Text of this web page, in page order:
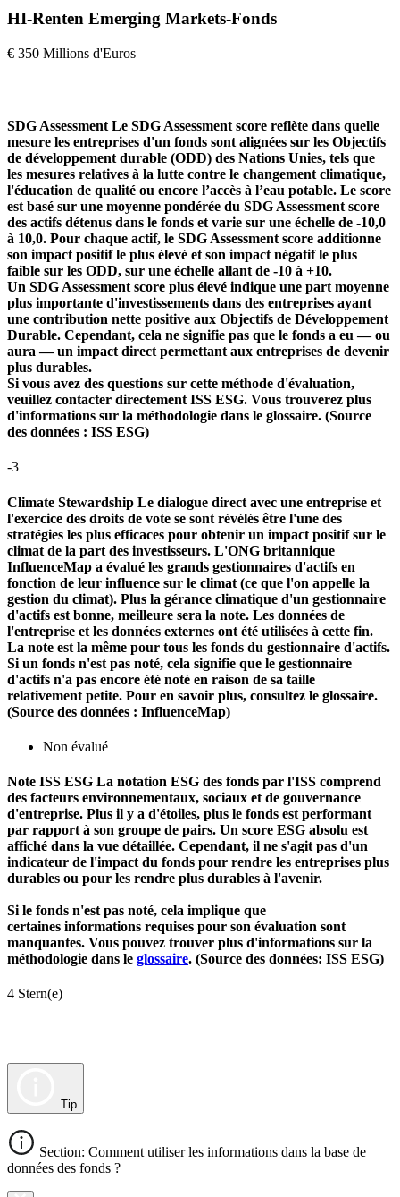
HI-Renten Emerging Markets-Fonds
€ 350 Millions d'Euros
SDG Assessment Le SDG Assessment score reflète dans quelle
mesure les entreprises d'un fonds sont alignées sur les Objectifs
de développement durable (ODD) des Nations Unies, tels que
les mesures relatives à la lutte contre le changement climatique,
l'éducation de qualité ou encore l’accès à l’eau potable. Le score
est basé sur une moyenne pondérée du SDG Assessment score
des actifs détenus dans le fonds et varie sur une échelle de -10,0
à 10,0. Pour chaque actif, le SDG Assessment score additionne
son impact positif le plus élevé et son impact négatif le plus
faible sur les ODD, sur une échelle allant de -10 à +10.
Un SDG Assessment score plus élevé indique une part moyenne
plus importante d'investissements dans des entreprises ayant
une contribution nette positive aux Objectifs de Développement
Durable. Cependant, cela ne signifie pas que le fonds a eu — ou
aura — un impact direct permettant aux entreprises de devenir
plus durables.
Si vous avez des questions sur cette méthode d'évaluation,
veuillez contacter directement ISS ESG. Vous trouverez plus
d'informations sur la méthodologie dans le glossaire. (Source
des données : ISS ESG)
-3
Climate Stewardship Le dialogue direct avec une entreprise et
l'exercice des droits de vote se sont révélés être l'une des
stratégies les plus efficaces pour obtenir un impact positif sur le
climat de la part des investisseurs. L'ONG britannique
InfluenceMap a évalué les grands gestionnaires d'actifs en
fonction de leur influence sur le climat (ce que l'on appelle la
gestion du climat). Plus la gérance climatique d'un gestionnaire
d'actifs est bonne, meilleure sera la note. Les données de
l'entreprise et les données externes ont été utilisées à cette fin.
La note est la même pour tous les fonds du gestionnaire d'actifs.
Si un fonds n'est pas noté, cela signifie que le gestionnaire
d'actifs n'a pas encore été noté en raison de sa taille
relativement petite. Pour en savoir plus, consultez le glossaire.
(Source des données : InfluenceMap)
Non évalué
Note ISS ESG La notation ESG des fonds par l'ISS comprend
des facteurs environnementaux, sociaux et de gouvernance
d'entreprise. Plus il y a d'étoiles, plus le fonds est performant
par rapport à son groupe de pairs. Un score ESG absolu est
affiché dans la vue détaillée. Cependant, il ne s'agit pas d'un
indicateur de l'impact du fonds pour rendre les entreprises plus
durables ou pour les rendre plus durables à l'avenir.
Si le fonds n'est pas noté, cela implique que
certaines informations requises pour son évaluation sont
manquantes. Vous pouvez trouver plus d'informations sur la
méthodologie dans le glossaire. (Source des données: ISS ESG)
4 Stern(e)
Tip
Section: Comment utiliser les informations dans la base de
données des fonds ?